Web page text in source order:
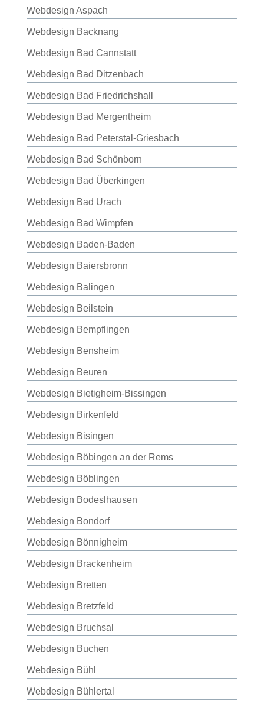
Webdesign Aspach
Webdesign Backnang
Webdesign Bad Cannstatt
Webdesign Bad Ditzenbach
Webdesign Bad Friedrichshall
Webdesign Bad Mergentheim
Webdesign Bad Peterstal-Griesbach
Webdesign Bad Schönborn
Webdesign Bad Überkingen
Webdesign Bad Urach
Webdesign Bad Wimpfen
Webdesign Baden-Baden
Webdesign Baiersbronn
Webdesign Balingen
Webdesign Beilstein
Webdesign Bempflingen
Webdesign Bensheim
Webdesign Beuren
Webdesign Bietigheim-Bissingen
Webdesign Birkenfeld
Webdesign Bisingen
Webdesign Böbingen an der Rems
Webdesign Böblingen
Webdesign Bodeslhausen
Webdesign Bondorf
Webdesign Bönnigheim
Webdesign Brackenheim
Webdesign Bretten
Webdesign Bretzfeld
Webdesign Bruchsal
Webdesign Buchen
Webdesign Bühl
Webdesign Bühlertal